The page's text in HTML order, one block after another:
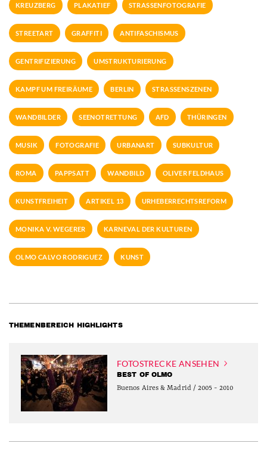
KREUZBERG PLAKATIEF STRASSENFOTOGRAFIE
STREETART GRAFFITI ANTIFASCHISMUS
GENTRIFIZIERUNG UMSTRUKTURIERUNG
KAMPF UM FREIRÄUME BERLIN STRASSENSZENEN
WANDBILDER SEENOTRETTUNG AFD THÜRINGEN
MUSIK FOTOGRAFIE URBANART SUBKULTUR
ROMA PAPPSATT WANDBILD OLIVER FELDHAUS
KUNSTFREIHEIT ARTIKEL 13 URHEBERRECHTSREFORM
MONIKA V. WEGERER KARNEVAL DER KULTUREN
OLMO CALVO RODRIGUEZ KUNST
THEMENBEREICH HIGHLIGHTS
FOTOSTRECKE ANSEHEN
BEST OF OLMO
Buenos Aires & Madrid / 2005 - 2010